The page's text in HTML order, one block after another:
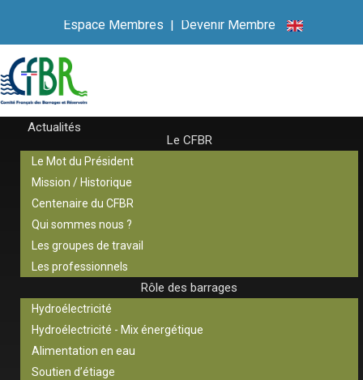
Espace Membres | Devenir Membre
Actualités
Le CFBR
Le Mot du Président
Mission / Historique
Centenaire du CFBR
Qui sommes nous ?
Les groupes de travail
Les professionnels
Rôle des barrages
Hydroélectricité
Hydroélectricité - Mix énergétique
Alimentation en eau
Soutien d’étiage